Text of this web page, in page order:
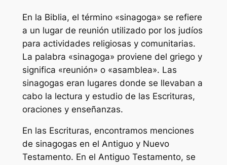
En la Biblia, el término «sinagoga» se refiere
a un lugar de reunión utilizado por los judíos
para actividades religiosas y comunitarias.
La palabra «sinagoga» proviene del griego y
significa «reunión» o «asamblea». Las
sinagogas eran lugares donde se llevaban a
cabo la lectura y estudio de las Escrituras,
oraciones y enseñanzas.
En las Escrituras, encontramos menciones
de sinagogas en el Antiguo y Nuevo
Testamento. En el Antiguo Testamento, se